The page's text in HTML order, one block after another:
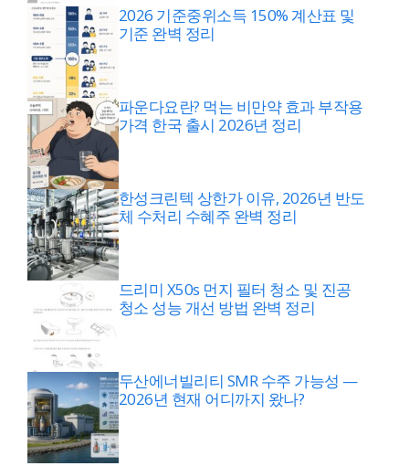
2026 기준중위소득 150% 계산표 및
기준 완벽 정리
파운다요란? 먹는 비만약 효과 부작용
가격 한국 출시 2026년 정리
한성크린텍 상한가 이유, 2026년 반도
체 수처리 수혜주 완벽 정리
드리미 X50s 먼지 필터 청소 및 진공
청소 성능 개선 방법 완벽 정리
두산에너빌리티 SMR 수주 가능성 —
2026년 현재 어디까지 왔나?